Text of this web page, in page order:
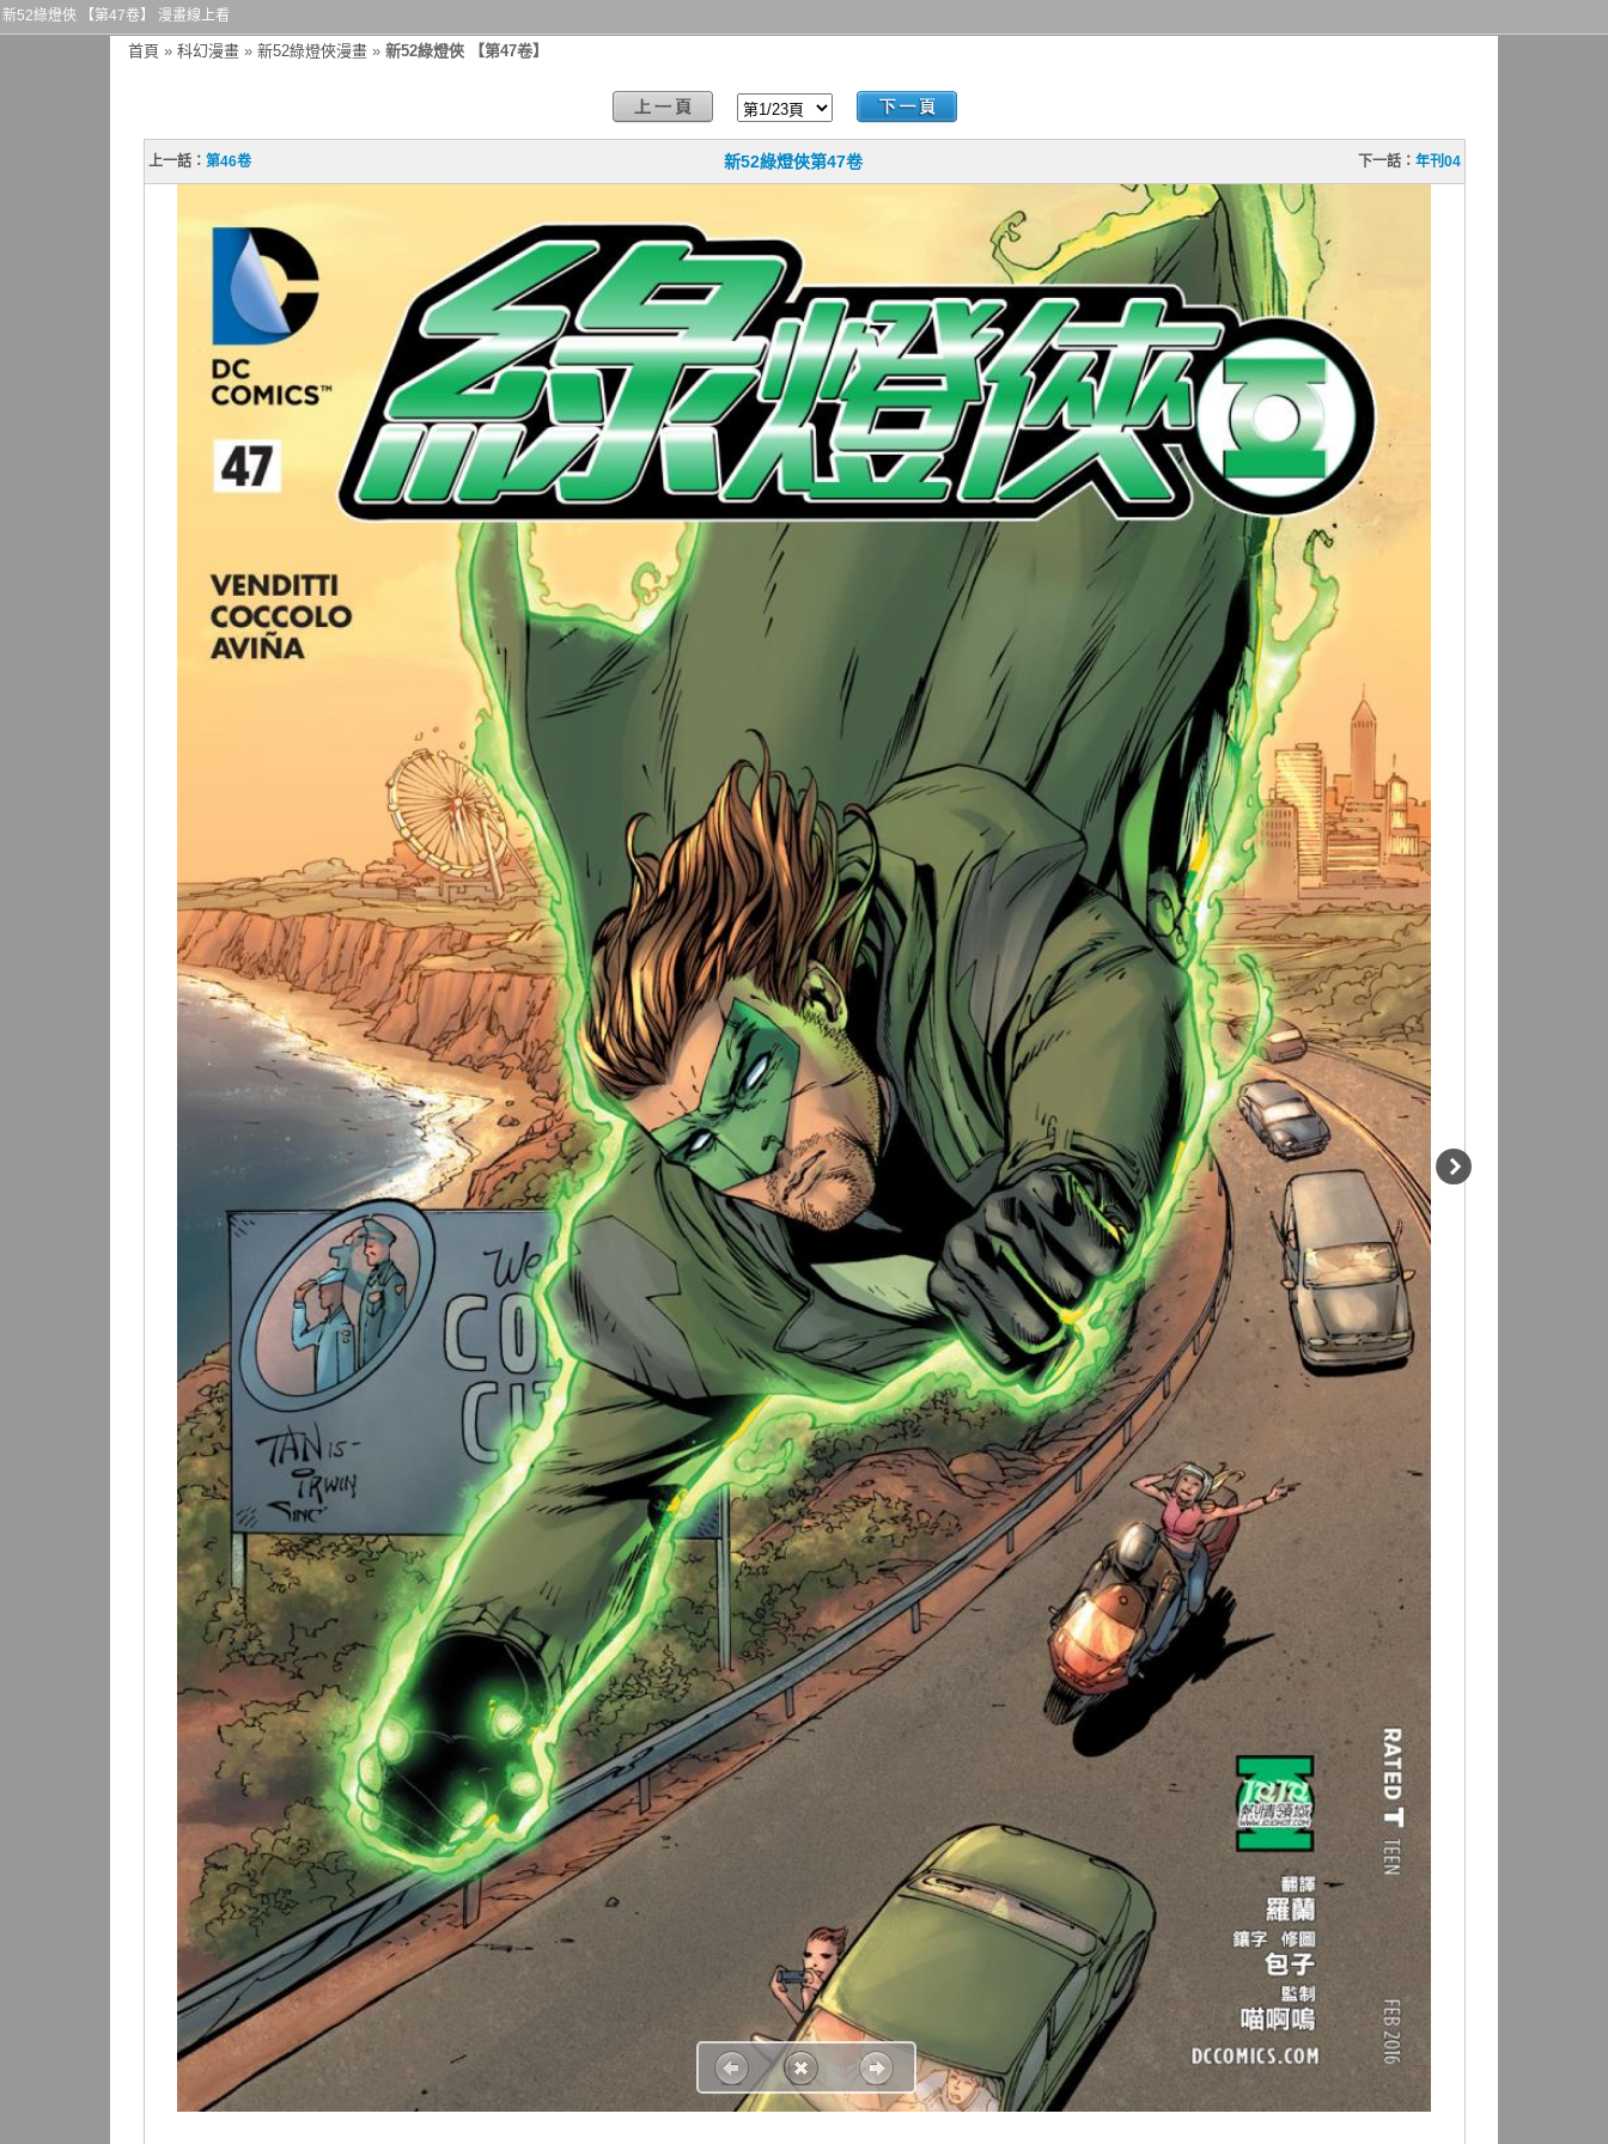
新52綠燈俠 【第47卷】 漫畫線上看
首頁 » 科幻漫畫 » 新52綠燈俠漫畫 » 新52綠燈俠 【第47卷】
上一話： 第46卷 新52綠燈俠第47卷 下一話： 年刊04